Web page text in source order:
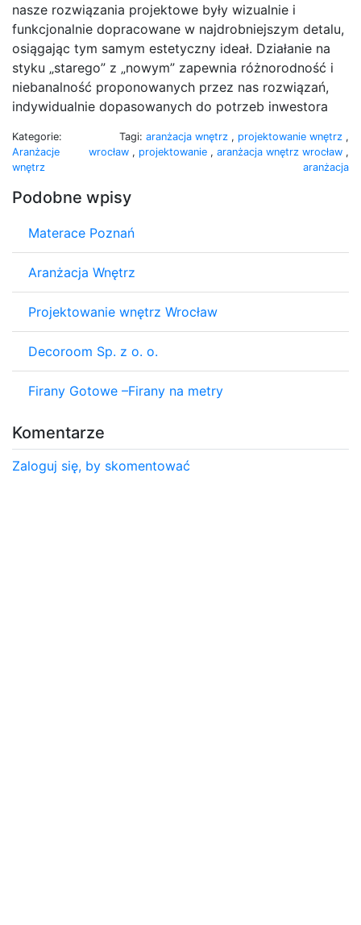
nasze rozwiązania projektowe były wizualnie i
funkcjonalnie dopracowane w najdrobniejszym detalu,
osiągając tym samym estetyczny ideał. Działanie na
styku „starego” z „nowym” zapewnia różnorodność i
niebanalność proponowanych przez nas rozwiązań,
indywidualnie dopasowanych do potrzeb inwestora
Kategorie:
Aranżacje
wnętrz
Tagi: aranżacja wnętrz , projektowanie wnętrz ,
wrocław , projektowanie , aranżacja wnętrz wrocław ,
aranżacja
Podobne wpisy
Materace Poznań
Aranżacja Wnętrz
Projektowanie wnętrz Wrocław
Decoroom Sp. z o. o.
Firany Gotowe –Firany na metry
Komentarze
Zaloguj się, by skomentować